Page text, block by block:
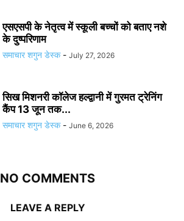
एसएसपी के नेतृत्व में स्कूली बच्चों को बताए नशे
के दुष्परिणाम
समाचार शगुन डेस्क - July 27, 2026
सिख मिशनरी कॉलेज हल्द्वानी में गुरमत ट्रेनिंग
कैंप 13 जून तक...
समाचार शगुन डेस्क - June 6, 2026
NO COMMENTS
LEAVE A REPLY